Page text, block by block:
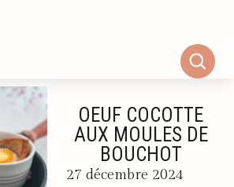
OEUF COCOTTE
AUX MOULES DE
BOUCHOT
27 décembre 2024